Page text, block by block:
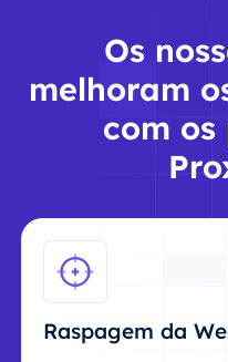
Os
melhoram
com
Raspagem da